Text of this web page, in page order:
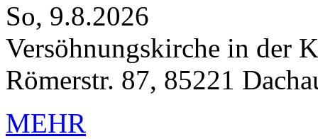
So, 9.8.2026
Versöhnungskirche in der
Römerstr. 87, 85221
MEHR